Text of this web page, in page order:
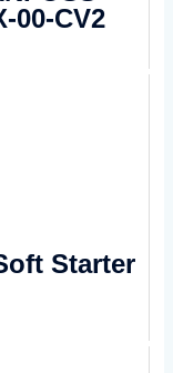
00-CV2
Starter